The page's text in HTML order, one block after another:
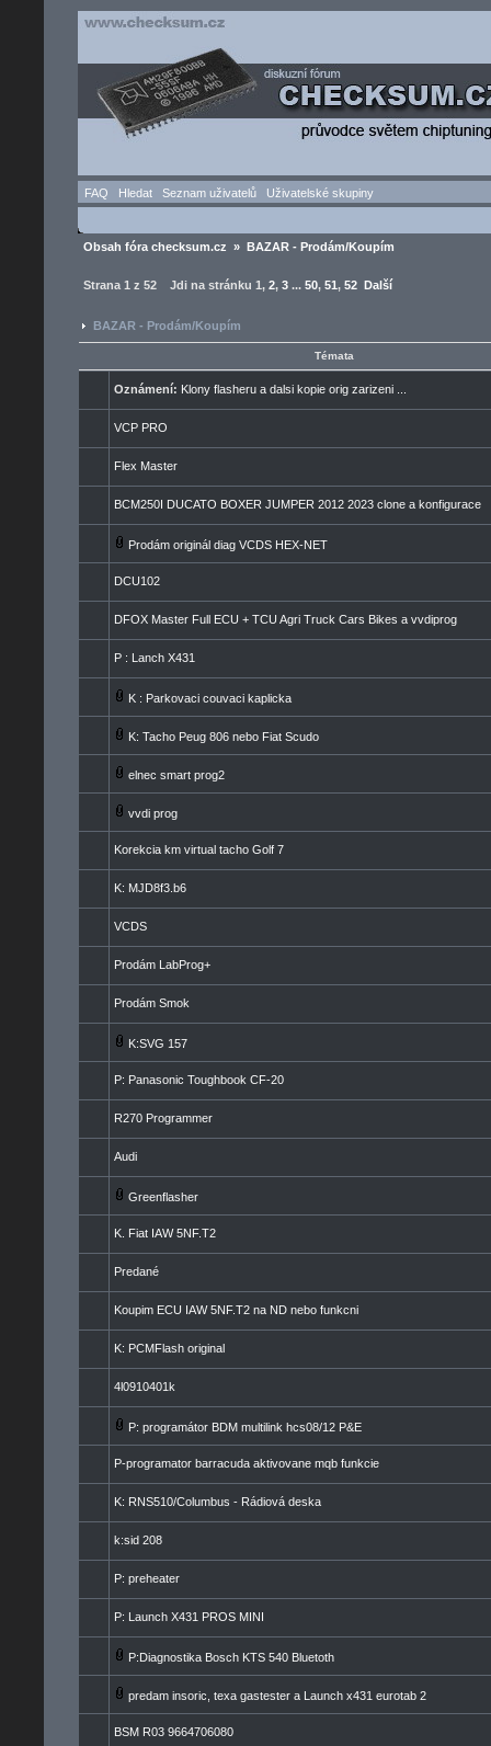
FAQ Hledat Seznam uživatelů Uživatelské skupiny
Obsah fóra checksum.cz » BAZAR - Prodám/Koupím
Strana 1 z 52 Jdi na stránku 1, 2, 3 ... 50, 51, 52 Další
BAZAR - Prodám/Koupím
Témata
Oznámení: Klony flasheru a dalsi kopie orig zarizeni ...
VCP PRO
Flex Master
BCM250I DUCATO BOXER JUMPER 2012 2023 clone a konfigurace
Prodám originál diag VCDS HEX-NET
DCU102
DFOX Master Full ECU + TCU Agri Truck Cars Bikes a vvdiprog
P : Lanch X431
K : Parkovaci couvaci kaplicka
K: Tacho Peug 806 nebo Fiat Scudo
elnec smart prog2
vvdi prog
Korekcia km virtual tacho Golf 7
K: MJD8f3.b6
VCDS
Prodám LabProg+
Prodám Smok
K:SVG 157
P: Panasonic Toughbook CF-20
R270 Programmer
Audi
Greenflasher
K. Fiat IAW 5NF.T2
Predané
Koupim ECU IAW 5NF.T2 na ND nebo funkcni
K: PCMFlash original
4l0910401k
P: programátor BDM multilink hcs08/12 P&E
P-programator barracuda aktivovane mqb funkcie
K: RNS510/Columbus - Rádiová deska
k:sid 208
P: preheater
P: Launch X431 PROS MINI
P:Diagnostika Bosch KTS 540 Bluetoth
predam insoric, texa gastester a Launch x431 eurotab 2
BSM R03 9664706080